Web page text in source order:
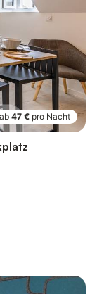
ab 47 € pro Nacht